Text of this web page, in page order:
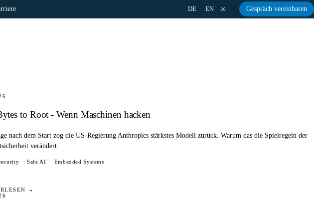
DE · EN Gespräch vereinbaren
to Root - Wenn Maschinen hacken
nach dem Start zog die US-Regierung Anthropics stärkstes Modell zurück. Warum das die Spielregeln der
verändert.
Safe AI Embedded Systems
→